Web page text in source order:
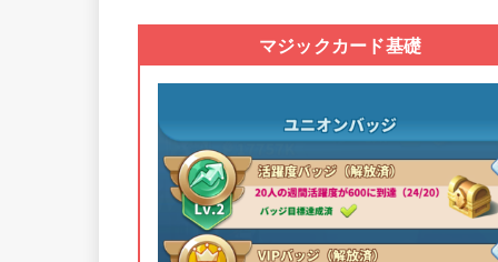
マジックカード基礎